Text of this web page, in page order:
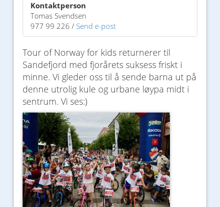
Kontaktperson
Tomas Svendsen
977 99 226 / Send e-post
Tour of Norway for kids returnerer til
Sandefjord med fjorårets suksess friskt i
minne. Vi gleder oss til å sende barna ut på
denne utrolig kule og urbane løypa midt i
sentrum. Vi ses:)